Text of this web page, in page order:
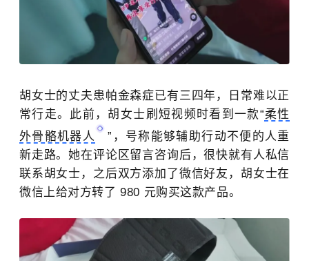
胡女士的丈夫患帕金森症已有三四年，日常难以正
常行走。此前，胡女士刷短视频时看到一款“柔性
外骨骼机器人
” ，号称能够辅助行动不便的人重
新走路。她在评论区留言咨询后，很快就有人私信
联系胡女士，之后双方添加了微信好友，胡女士在
微信上给对方转了 980 元购买这款产品。